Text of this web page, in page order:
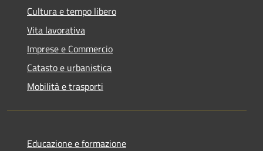
Cultura e tempo libero
Vita lavorativa
Imprese e Commercio
Catasto e urbanistica
Mobilità e trasporti
Educazione e formazione